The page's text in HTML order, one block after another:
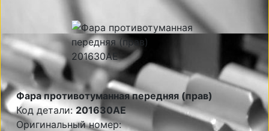
Фара противотуманная передняя (прав)
Код детали:201630AE
Оригинальный номер: